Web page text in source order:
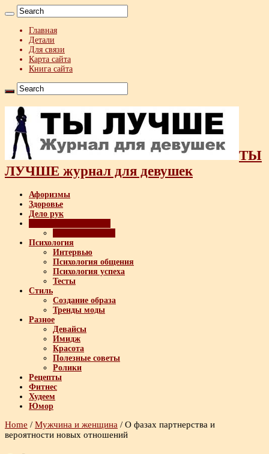
Главная
Детали
Для связи
Карта сайта
Книга сайта
ТЫ
ЛУЧШЕ журнал для девушек
Афоризмы
Здоровье
Дело рук
Психология
Интервью
Психология общения
Психология успеха
Тесты
Стиль
Создание образа
Тренды моды
Разное
Девайсы
Имидж
Красота
Полезные советы
Ролики
Рецепты
Фитнес
Худеем
Юмор
Home / Мужчина и женщина / О фазах партнерства и
вероятности новых отношений